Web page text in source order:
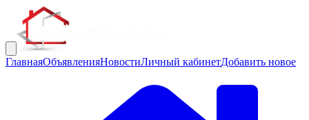
ГлавнаяОбъявленияНовостиЛичный кабинетДобавить новое